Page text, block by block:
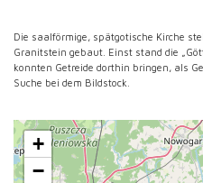
Die saalförmige, spätgotische Kirche
Granitstein gebaut. Einst stand die
konnten Getreide dorthin bringen, als
Suche bei dem Bildstock.
+
−